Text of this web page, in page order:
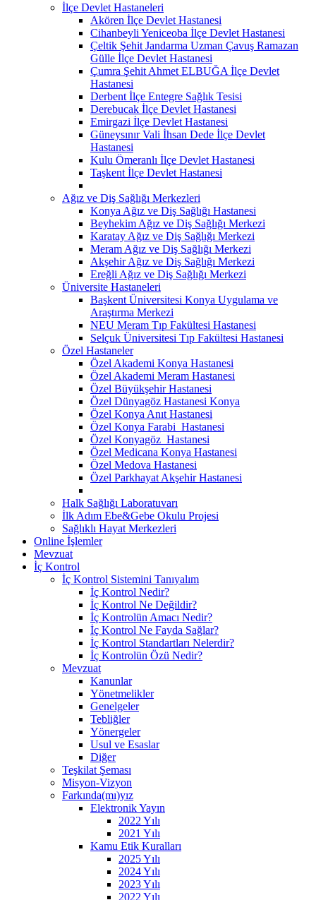
İlçe Devlet Hastaneleri
Akören İlçe Devlet Hastanesi
Cihanbeyli Yeniceoba İlçe Devlet Hastanesi
Çeltik Şehit Jandarma Uzman Çavuş Ramazan
Gülle İlçe Devlet Hastanesi
Çumra Şehit Ahmet ELBUĞA İlçe Devlet
Hastanesi
Derbent İlçe Entegre Sağlık Tesisi
Derebucak İlçe Devlet Hastanesi
Emirgazi İlçe Devlet Hastanesi
Güneysınır Vali İhsan Dede İlçe Devlet
Hastanesi
Kulu Ömeranlı İlçe Devlet Hastanesi
Taşkent İlçe Devlet Hastanesi
Ağız ve Diş Sağlığı Merkezleri
Konya Ağız ve Diş Sağlığı Hastanesi
Beyhekim Ağız ve Diş Sağlığı Merkezi
Karatay Ağız ve Diş Sağlığı Merkezi
Meram Ağız ve Diş Sağlığı Merkezi
Akşehir Ağız ve Diş Sağlığı Merkezi
Ereğli Ağız ve Diş Sağlığı Merkezi
Üniversite Hastaneleri
Başkent Üniversitesi Konya Uygulama ve
Araştırma Merkezi
NEU Meram Tıp Fakültesi Hastanesi
Selçuk Üniversitesi Tıp Fakültesi Hastanesi
Özel Hastaneler
Özel Akademi Konya Hastanesi
Özel Akademi Meram Hastanesi
Özel Büyükşehir Hastanesi
Özel Dünyagöz Hastanesi Konya
Özel Konya Anıt Hastanesi
Özel Konya Farabi Hastanesi
Özel Konyagöz Hastanesi
Özel Medicana Konya Hastanesi
Özel Medova Hastanesi
Özel Parkhayat Akşehir Hastanesi
Halk Sağlığı Laboratuvarı
İlk Adım Ebe&Gebe Okulu Projesi
Sağlıklı Hayat Merkezleri
Online İşlemler
Mevzuat
İç Kontrol
İç Kontrol Sistemini Tanıyalım
İç Kontrol Nedir?
İç Kontrol Ne Değildir?
İç Kontrolün Amacı Nedir?
İç Kontrol Ne Fayda Sağlar?
İç Kontrol Standartları Nelerdir?
İç Kontrolün Özü Nedir?
Mevzuat
Kanunlar
Yönetmelikler
Genelgeler
Tebliğler
Yönergeler
Usul ve Esaslar
Diğer
Teşkilat Şeması
Misyon-Vizyon
Farkında(mı)yız
Elektronik Yayın
2022 Yılı
2021 Yılı
Kamu Etik Kuralları
2025 Yılı
2024 Yılı
2023 Yılı
2022 Yılı